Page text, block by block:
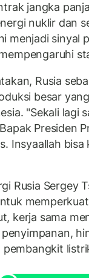
jangka
nuklir dan
menjadi sinyal
Rusia
besar
"Sekali lagi
Presiden
Insyaallah
Rusia Sergey
kerja sama
pembangkit